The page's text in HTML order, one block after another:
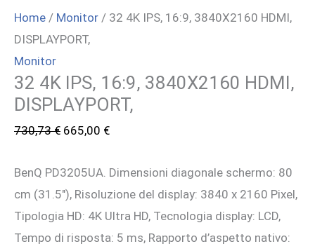
Home / Monitor / 32 4K IPS, 16:9, 3840X2160 HDMI,
DISPLAYPORT,
Monitor
32 4K IPS, 16:9, 3840X2160 HDMI,
DISPLAYPORT,
730,73€ Il
originale
era:
730,73 €.
665,00 €Il
attuale
è:
665,00 €.
BenQ PD3205UA. Dimensioni diagonale schermo: 80
cm (31.5″), Risoluzione del display: 3840 x 2160 Pixel,
Tipologia HD: 4K Ultra HD, Tecnologia display: LCD,
Tempo di risposta: 5 ms, Rapporto d’aspetto nativo: